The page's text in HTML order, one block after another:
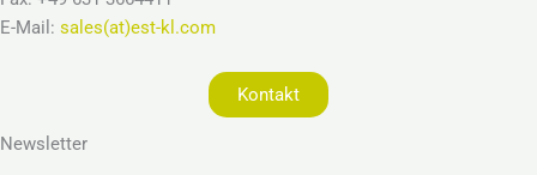
E-Mail: sales(at)est-kl.com
Kontakt
Newsletter